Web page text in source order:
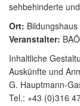
sehbehinderte
Ort:
Veranstalter:
Inhaltliche
Auskünfte und
G. Hauptmann-
Tel.: +43 (0)316